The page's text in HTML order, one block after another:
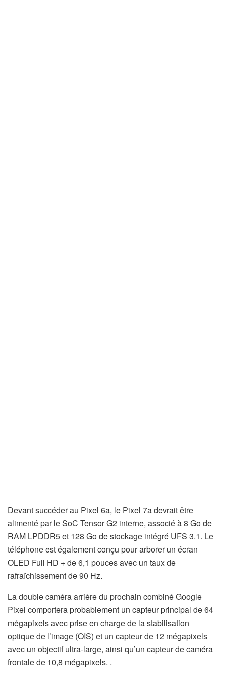
Devant succéder au Pixel 6a, le Pixel 7a devrait être
alimenté par le SoC Tensor G2 interne, associé à 8 Go de
RAM LPDDR5 et 128 Go de stockage intégré UFS 3.1. Le
téléphone est également conçu pour arborer un écran
OLED Full HD + de 6,1 pouces avec un taux de
rafraîchissement de 90 Hz.
La double caméra arrière du prochain combiné Google
Pixel comportera probablement un capteur principal de 64
mégapixels avec prise en charge de la stabilisation
optique de l’image (OIS) et un capteur de 12 mégapixels
avec un objectif ultra-large, ainsi qu’un capteur de caméra
frontale de 10,8 mégapixels. .